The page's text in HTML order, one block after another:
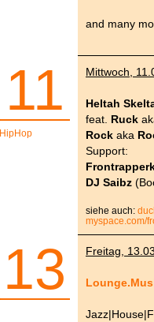
and many
11
HipHop
Mittwoch,
Heltah
feat. Ruck
Rock aka
Support:
DJ Saibz
siehe auch:
myspace.com/
13 Freitag,